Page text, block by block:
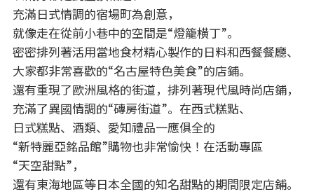
充滿日式情調的宿場町為創意，
就像走在從前小巷中的空間是“燈籠横丁”。
密密排列著活用當地食材精心製作的日料和西餐餐廳、
大家都非常喜歡的“名古屋特色美食”的店鋪。
還有重現了歐洲風格的街道，排列著現代風時尚店鋪，
充滿了異國情調的“磚房街道”。在西式糕點、
日式糕點、酒類、愛知禮品一應俱全的
“新特麗亞銘品館”購物也非常愉快！在活動專區
“天空甜點”，
還有東海地區等日本全國的知名甜點的期間限定店鋪。